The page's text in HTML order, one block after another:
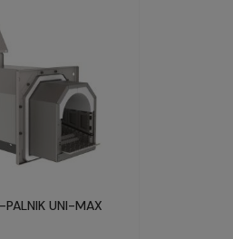
UNI-MAX